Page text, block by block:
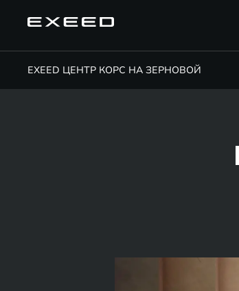
EXEED ЦЕНТР КОРС НА ЗЕРНОВОЙ